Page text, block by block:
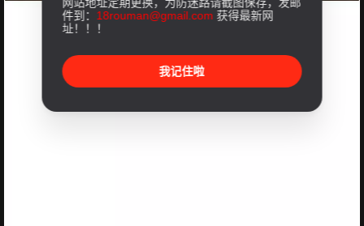
件到： 18rouman@gmail.com 获得最新网
址！！！
我记住啦